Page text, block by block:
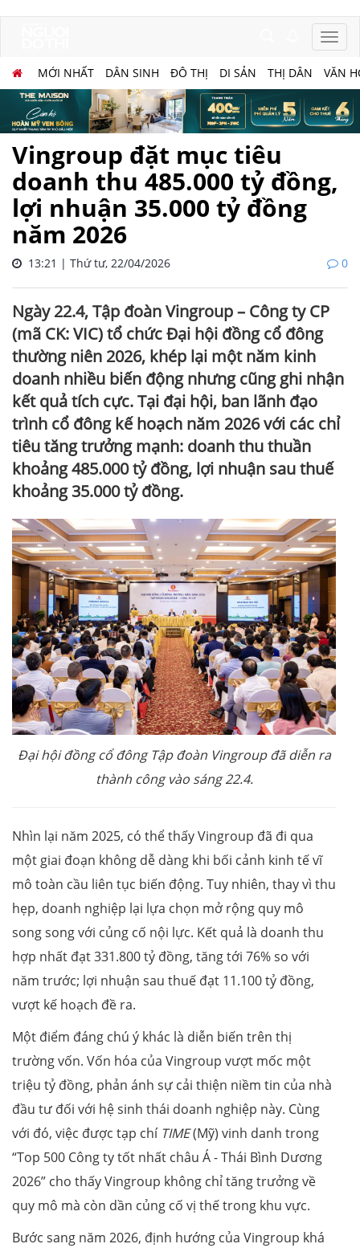
MỚI NHẤT DÂN SINH ĐÔ THỊ DI SẢN THỊ DÂN VĂN
Vingroup đặt mục tiêu
doanh thu 485.000 tỷ đồng,
lợi nhuận 35.000 tỷ đồng
năm 2026
13:21 | Thứ tư, 22/04/2026 0
Ngày 22.4, Tập đoàn Vingroup – Công ty CP
(mã CK: VIC) tổ chức Đại hội đồng cổ đông
thường niên 2026, khép lại một năm kinh
doanh nhiều biến động nhưng cũng ghi nhận
kết quả tích cực. Tại đại hội, ban lãnh đạo
trình cổ đông kế hoạch năm 2026 với các chỉ
tiêu tăng trưởng mạnh: doanh thu thuần
khoảng 485.000 tỷ đồng, lợi nhuận sau thuế
khoảng 35.000 tỷ đồng.
Đại hội đồng cổ đông Tập đoàn Vingroup đã diễn ra
thành công vào sáng 22.4.
Nhìn lại năm 2025, có thể thấy Vingroup đã đi qua
một giai đoạn không dễ dàng khi bối cảnh kinh tế vĩ
mô toàn cầu liên tục biến động. Tuy nhiên, thay vì thu
hẹp, doanh nghiệp lại lựa chọn mở rộng quy mô
song song với củng cố nội lực. Kết quả là doanh thu
hợp nhất đạt 331.800 tỷ đồng, tăng tới 76% so với
năm trước; lợi nhuận sau thuế đạt 11.100 tỷ đồng,
vượt kế hoạch đề ra.
Một điểm đáng chú ý khác là diễn biến trên thị
trường vốn. Vốn hóa của Vingroup vượt mốc một
triệu tỷ đồng, phản ánh sự cải thiện niềm tin của nhà
đầu tư đối với hệ sinh thái doanh nghiệp này. Cùng
với đó, việc được tạp chí TIME(Mỹ) vinh danh trong
“Top 500 Công ty tốt nhất châu Á - Thái Bình Dương
2026” cho thấy Vingroup không chỉ tăng trưởng về
quy mô mà còn dần củng cố vị thế trong khu vực.
Bước sang năm 2026, định hướng của Vingroup khá